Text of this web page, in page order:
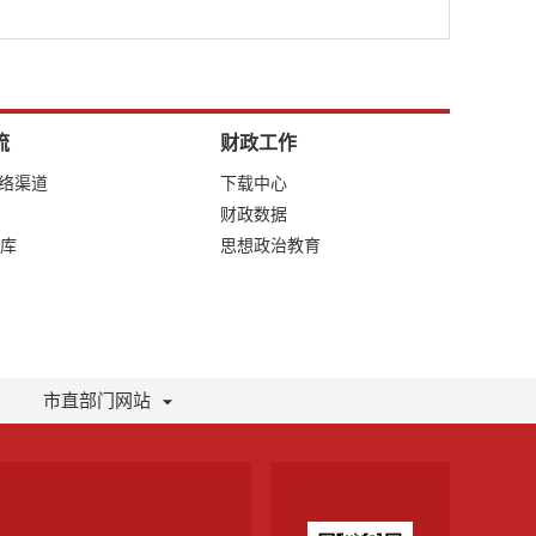
渠道
财政工作
下载中心
财政数据
思想政治教育
市直部门网站